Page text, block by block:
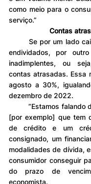
como meio para o
serviço.”
Contas
	Se por um lado caiu a proporção de
endividados, por
inadimplentes, ou
contas atrasadas. Essa
agosto a 30%,
dezembro de 2022.
	“Estamos falando de um consumidor
[por exemplo] que tem
de crédito e um
consignado, um
modalidades de dívida,
consumidor conseguir
do prazo de
economista.